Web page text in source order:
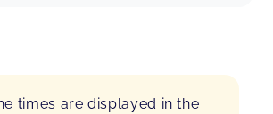
times are displayed in the